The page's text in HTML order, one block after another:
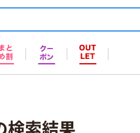
検索結果